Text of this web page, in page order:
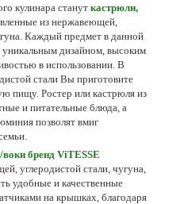
кулинара станут кастрюли,
из нержавеющей,
Каждый предмет в данной
уникальным дизайном, высоким
в использовании. В
стали Вы приготовите
пищу. Ростер или кастрюля из
и питательные блюда, а
позволят вмиг
бренд ViTESSE
углеродистой стали, чугуна,
удобные и качественные
на крышках, благодаря